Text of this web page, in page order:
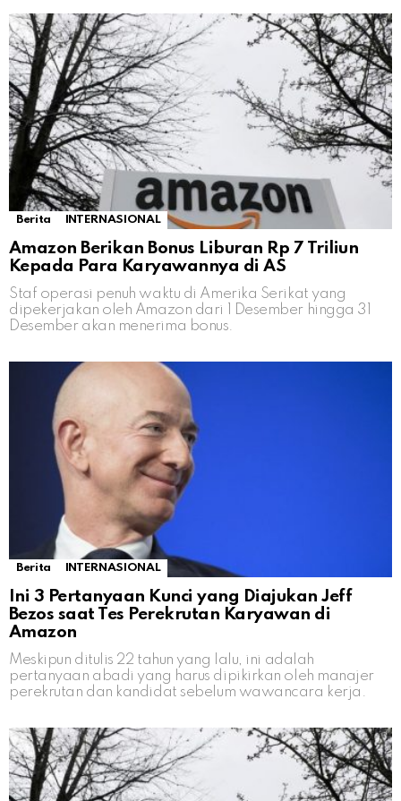
Berita INTERNASIONAL
Amazon Berikan Bonus Liburan Rp 7 Triliun
Kepada Para Karyawannya di AS
Staf operasi penuh waktu di Amerika Serikat yang
dipekerjakan oleh Amazon dari 1 Desember hingga 31
Desember akan menerima bonus.
Berita INTERNASIONAL
Ini 3 Pertanyaan Kunci yang Diajukan Jeff
Bezos saat Tes Perekrutan Karyawan di
Amazon
Meskipun ditulis 22 tahun yang lalu, ini adalah
pertanyaan abadi yang harus dipikirkan oleh manajer
perekrutan dan kandidat sebelum wawancara kerja.